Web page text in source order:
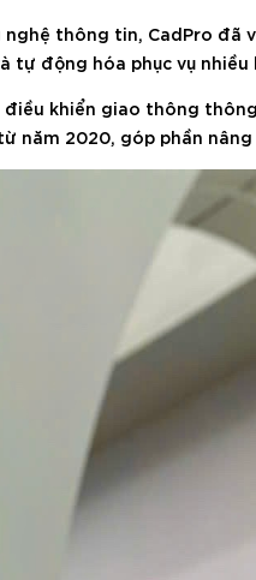
thông tin, CadPro
động hóa phục vụ
khiển giao thông
năm 2020, góp phần